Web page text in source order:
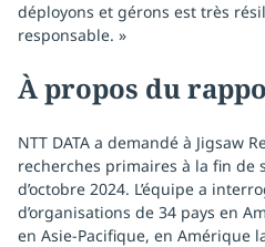
déployons et gérons est très
responsable. »
À propos du
NTT DATA a demandé à Jigsaw
recherches primaires à la fin de
d’octobre 2024. L’équipe a
d’organisations de 34 pays en
en Asie-Pacifique, en Amérique